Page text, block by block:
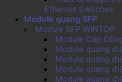
Ethernet Switches
Module quang SFP
Module SFP WINTOP
Module Cáp
Module quang
Module quang
Module quang
Module quang